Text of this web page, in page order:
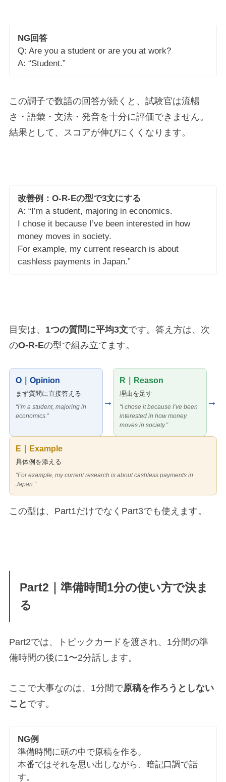
NG回答
Q: Are you a student or are you at work?
A: “Student.”
この調子で数語の回答が続くと、試験官は流暢
さ・語彙・文法・発音を十分に評価できません。
結果として、スコアが伸びにくくなります。
改善例：O-R-Eの型で3文にする
A: “I’m a student, majoring in economics.
I chose it because I’ve been interested in how
money moves in society.
For example, my current research is about
cashless payments in Japan.”
目安は、 1つの質問に平均3文です。答え方は、次
のO-R-Eの型で組み立てます。
O｜Opinion
まず質問に直接答える
“I’m a student, majoring in
economics.”
→
R｜Reason
理由を足す
“I chose it because I’ve been
interested in how money
moves in society.”
→
E｜Example
具体例を添える
“For example, my current research is about cashless payments in
Japan.”
この型は、Part1だけでなくPart3でも使えます。
Part2｜準備時間1分の使い方で決ま
る
Part2では、トピックカードを渡され、1分間の準
備時間の後に1〜2分話します。
ここで大事なのは、1分間で原稿を作ろうとしない
こと です。
NG例
準備時間に頭の中で原稿を作る。
本番ではそれを思い出しながら、暗記口調で話
す。